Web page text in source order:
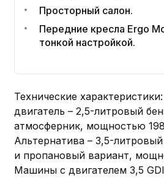
Просторный салон.
Передние кресла Ergo
тонкой настройкой.
Технические
двигатель – 2,5-литровый
атмосферник, мощностью
Альтернатива – 3,5-
и пропановый вариант,
Машины с двигателем 3,5